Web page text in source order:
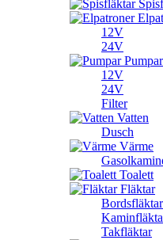
12V
24V
Pumpar
12V
24V
Filter
Vatten
Dusch
Värme
Toalett
Fläktar
Bordsfläktar
Takfläktar